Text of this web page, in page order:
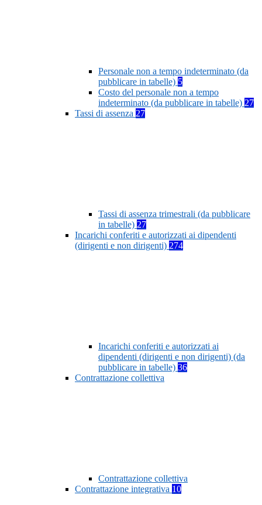
Personale non a tempo indeterminato (da
pubblicare in tabelle) 5
Costo del personale non a tempo
indeterminato (da pubblicare in tabelle) 27
Tassi di assenza 27
Tassi di assenza trimestrali (da pubblicare
in tabelle) 27
Incarichi conferiti e autorizzati ai dipendenti
(dirigenti e non dirigenti) 274
Incarichi conferiti e autorizzati ai
dipendenti (dirigenti e non dirigenti) (da
pubblicare in tabelle) 36
Contrattazione collettiva
Contrattazione collettiva
Contrattazione integrativa 10